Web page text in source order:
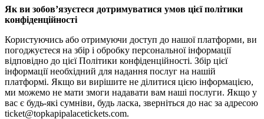
Як ви зобов’язуєтеся дотримуватися умов цієї політики
конфіденційності
Користуючись або отримуючи доступ до нашої платформи, ви
погоджуєтеся на збір і обробку персональної інформації
відповідно до цієї Політики конфіденційності. Збір цієї
інформації необхідний для надання послуг на нашій
платформі. Якщо ви вирішите не ділитися цією інформацією,
ми можемо не мати змоги надавати вам наші послуги. Якщо у
вас є будь-які сумніви, будь ласка, зверніться до нас за адресою
ticket@topkapipalacetickets.com.